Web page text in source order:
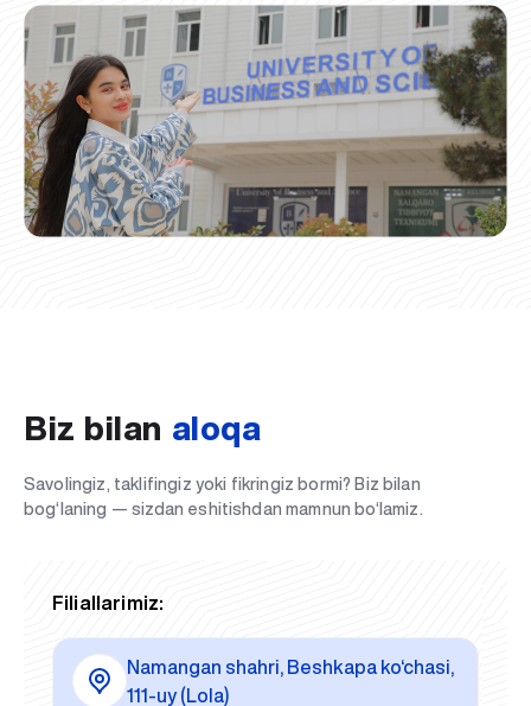
Biz bilan aloqa
Savolingiz, taklifingiz yoki fikringiz bormi? Biz bilan
bog‘laning — sizdan eshitishdan mamnun bo‘lamiz.
Filiallarimiz:
Namangan shahri, Beshkapa ko‘chasi,
111-uy (Lola)